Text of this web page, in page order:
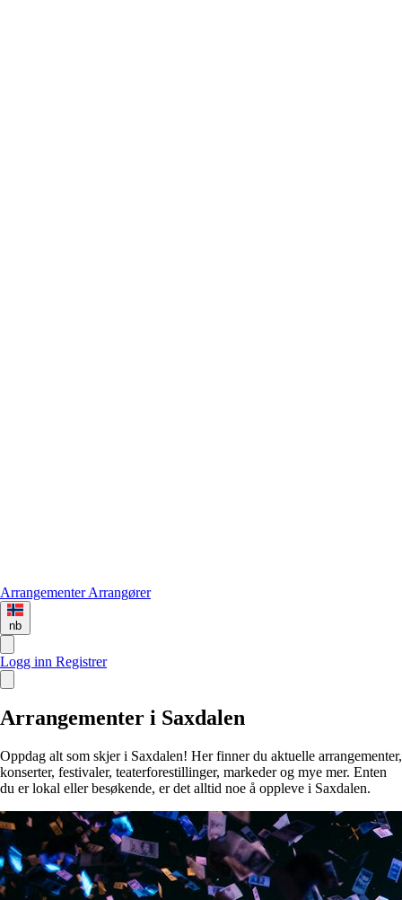
ArrangementerArrangører
nb
Logg inn Registrer
Arrangementer i Saxdalen
Oppdag alt som skjer i Saxdalen! Her finner du aktuelle arrangementer,
konserter, festivaler, teaterforestillinger, markeder og mye mer. Enten
du er lokal eller besøkende, er det alltid noe å oppleve i Saxdalen.